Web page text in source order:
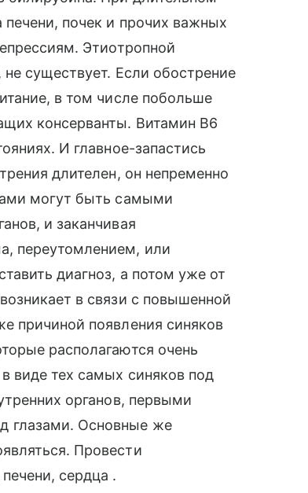
почек и прочих важных
Этиотропной
существует. Если обострение
в том числе побольше
консерванты. Витамин B6
И главное-запастись
длителен, он непременно
могут быть самыми
и заканчивая
переутомлением, или
диагноз, а потом уже от
в связи с повышенной
причиной появления синяков
располагаются очень
виде тех самых синяков под
органов, первыми
глазами. Основные же
Провести
сердца .